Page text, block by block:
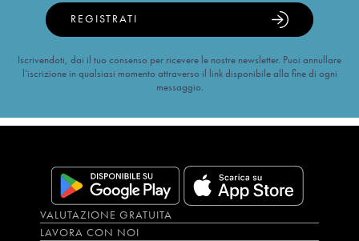
REGISTRATI
Iscrivendoti, dai il tuo consenso per ricevere le nostre newsletter. Puoi annullare
l’iscrizione in qualsiasi momento attraverso il link disponibile alla fine di ogni
messaggio.
VALUTAZIONE GRATUITA
LAVORA CON NOI